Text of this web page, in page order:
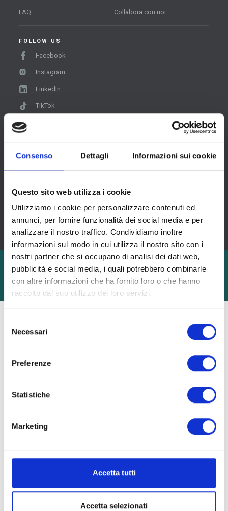
Consenso Dettagli Informazioni sui cookie
Questo sito web utilizza i cookie
Utilizziamo i cookie per personalizzare contenuti ed
annunci, per fornire funzionalità dei social media e per
analizzare il nostro traffico. Condividiamo inoltre
informazioni sul modo in cui utilizza il nostro sito con i
nostri partner che si occupano di analisi dei dati web,
pubblicità e social media, i quali potrebbero combinarle
con altre informazioni che ha fornito loro o che hanno
raccolto dal suo utilizzo dei loro servizi.
delNecessari
Preferenze
Statistiche
Marketing
Accetta tutti
Accetta selezionati
FAQ Collabora con noi
FOLLOW US
Facebook
Instagram
LinkedIn
TikTok
ISCRIVITI ALLA NEWSLETTER
curiosità dal mondo delle esperienze interculturali e
Accetto le
condizioni della privacy
(regolamento EU 2016/679)
Sede Legale: P.zza della Repubblica, 1/A 20121 Milano
-P.IVA 11865230152 -REA MI/1503861
Privacy Policy-Cookie Policy -Info precontrattuali
- Politica Anticorruzione